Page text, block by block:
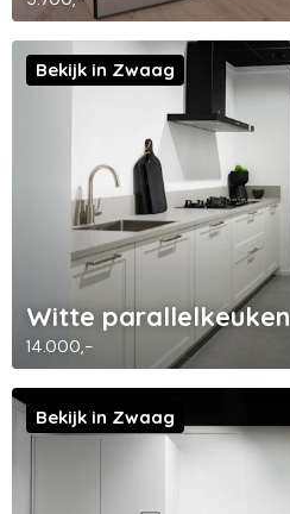
Witte parallelkeuken
14.000,-
Bekijk in Zwaag
Bekijk in Zwaag